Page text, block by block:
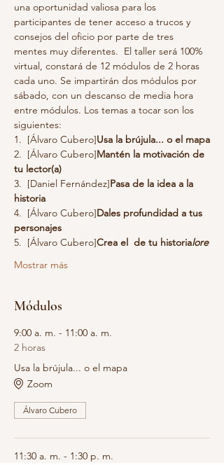
una oportunidad valiosa para los
participantes de tener acceso a trucos y
consejos del oficio por parte de tres
mentes muy diferentes.  El taller será 100%
virtual, constará de 12 módulos de 2 horas
cada uno. Se impartirán dos módulos por
sábado, con un descanso de media hora
entre módulos. Los temas a tocar son los
siguientes:
1. [Álvaro Cubero]Usa la brújula... o el mapa
2. [Álvaro Cubero]Mantén la motivación de
tu lector(a)
3. [Daniel Fernández]Pasa de la idea a la
historia
4. [Álvaro Cubero]Dales profundidad a tus
personajes
5. [Álvaro Cubero]Crea el de tu historialore
Mostrar más
Módulos
9:00 a. m. - 11:00 a. m.
2 horas
Usa la brújula... o el mapa
Zoom
Álvaro Cubero
11:30 a. m. - 1:30 p. m.